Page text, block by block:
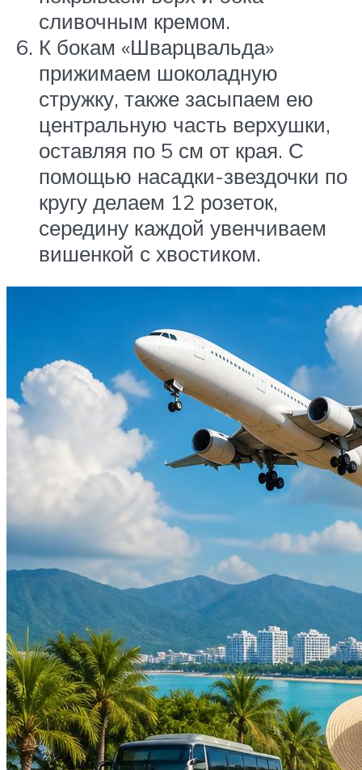
сливочным кремом.
К бокам «Шварцвальда»
прижимаем шоколадную
стружку, также засыпаем ею
центральную часть верхушки,
оставляя по 5 см от края. С
помощью насадки-звездочки по
кругу делаем 12 розеток,
середину каждой увенчиваем
вишенкой с хвостиком.